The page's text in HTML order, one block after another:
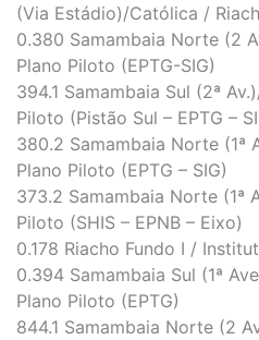
(Via Estádio)/Católica /
0.380 Samambaia Norte (2
Plano Piloto (EPTG-SIG)
394.1 Samambaia Sul (2ª
Piloto (Pistão Sul – EPTG –
380.2 Samambaia Norte (1ª
Plano Piloto (EPTG – SIG)
373.2 Samambaia Norte (1ª
Piloto (SHIS – EPNB – Eixo)
0.178 Riacho Fundo I /
0.394 Samambaia Sul (1ª
Plano Piloto (EPTG)
844.1 Samambaia Norte (2